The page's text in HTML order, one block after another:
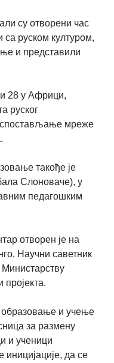
су отворени час
са руском културом,
и представили
28 у Африци,
руског
мреже
такође је
Слоноваче), у
педагошким
отворен је на
Научни саветник
пројекта.
образовање и учење
за размену
и ученици
иницијације, да се